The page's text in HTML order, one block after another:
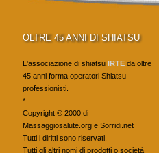
OLTRE 45 ANNI DI SHIATSU
L'associazione di shiatsu IRTE da oltre
45 anni forma operatori Shiatsu
professionisti.
*
Copyright © 2000 di
Massaggiosalute.org e Sorridi.net
Tutti i diritti sono riservati.
Tutti gli altri nomi di prodotti o società